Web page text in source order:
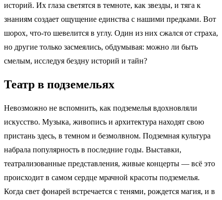
историй. Их глаза светятся в темноте, как звезды, и тяга к
знаниям создает ощущение единства с нашими предками. Вот
шорох, что-то шевелится в углу. Один из них сжался от страха,
но другие только засмеялись, обдумывая: можно ли быть
смелым, исследуя бездну историй и тайн?
Театр в подземельях
Невозможно не вспомнить, как подземелья вдохновляли
искусство. Музыка, живопись и архитектура находят свою
пристань здесь, в темном и безмолвном. Подземная культура
набрала популярность в последние годы. Выставки,
театрализованные представления, живые концерты — всё это
происходит в самом сердце мрачной красоты подземелья.
Когда свет фонарей встречается с тенями, рождется магия, и в